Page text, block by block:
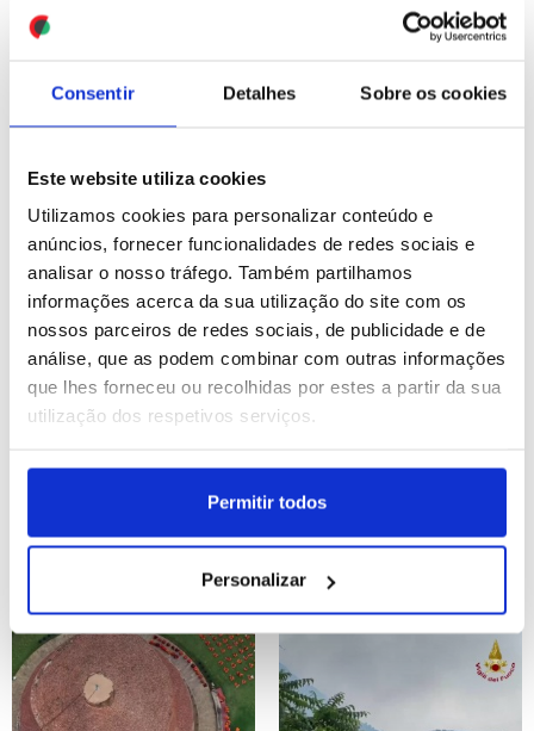
Consentir Detalhes Sobre os cookies
Este website utiliza cookies
Utilizamos cookies para personalizar conteúdo e
anúncios, fornecer funcionalidades de redes sociais e
analisar o nosso tráfego. Também partilhamos
informações acerca da sua utilização do site com os
nossos parceiros de redes sociais, de publicidade e de
análise, que as podem combinar com outras informações
que lhes forneceu ou recolhidas por estes a partir da sua
utilização dos respetivos serviços.
Permitir todos
Personalizar
Ucrânia: Ataques com
drones na Rússia fazem 5
ID: 47526731 Date: 27/07/2026 17:31
Milhares de iranianos
ID: 47526694 Date: 27/07/2026 17:18
Date: 27/07/2026 16:58
Albânia exigem demissão
do primeiro-ministro
ID: 47526383